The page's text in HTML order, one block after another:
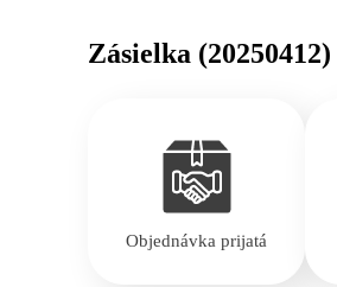
Zásielka
Objednávka prijatá